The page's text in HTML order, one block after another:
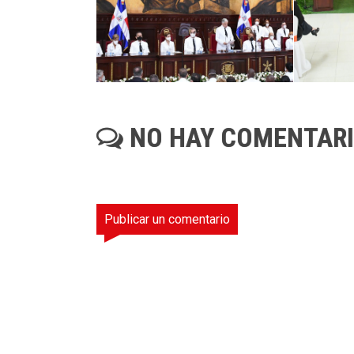
NO HAY
Publicar un comentario